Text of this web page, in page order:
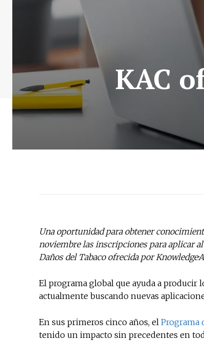
KAC
Una oportunidad para obtener
noviembre las inscripciones para aplicar
Daños del Tabaco ofrecida por
El programa global que ayuda a
actualmente buscando nuevas
En sus primeros cinco años, el Programa
tenido un impacto sin precedentes en